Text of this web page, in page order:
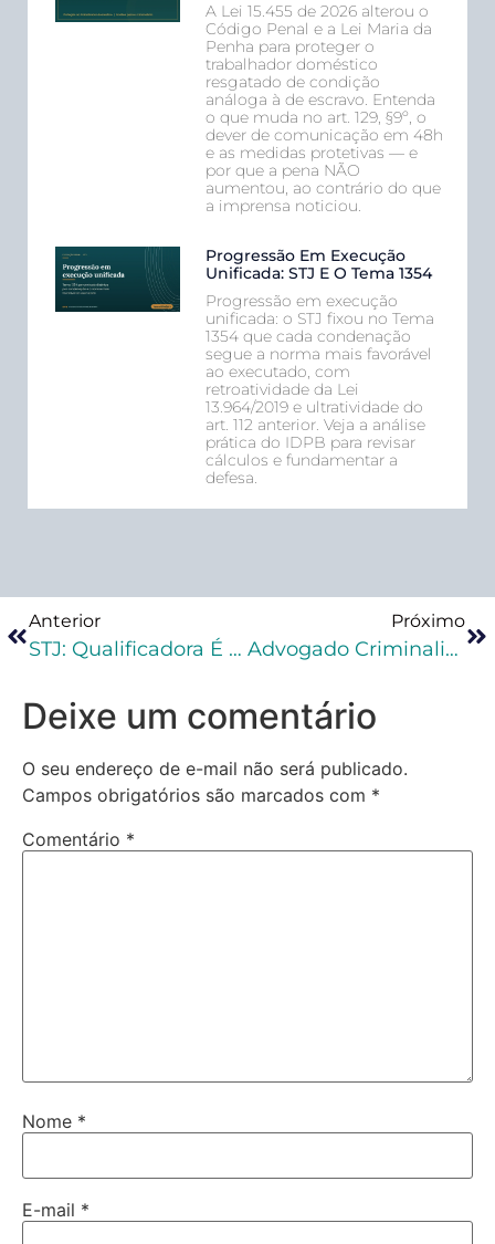
A Lei 15.455 de 2026 alterou o
Código Penal e a Lei Maria da
Penha para proteger o
trabalhador doméstico
resgatado de condição
análoga à de escravo. Entenda
o que muda no art. 129, §9º, o
dever de comunicação em 48h
e as medidas protetivas — e
por que a pena NÃO
aumentou, ao contrário do que
a imprensa noticiou.
Progressão Em Execução
Unificada: STJ E O Tema 1354
Progressão em execução
unificada: o STJ fixou no Tema
1354 que cada condenação
segue a norma mais favorável
ao executado, com
retroatividade da Lei
13.964/2019 e ultratividade do
art. 112 anterior. Veja a análise
prática do IDPB para revisar
cálculos e fundamentar a
defesa.
Anterior
STJ: Qualificadora É Incompatível Com Dolo Eventual Na Direção De Veículo Automotor
Próximo
Advogado Criminalista: Quanto É O Salário?
Deixe um comentário
O seu endereço de e-mail não será publicado.
Campos obrigatórios são marcados com *
Comentário *
Nome *
E-mail *